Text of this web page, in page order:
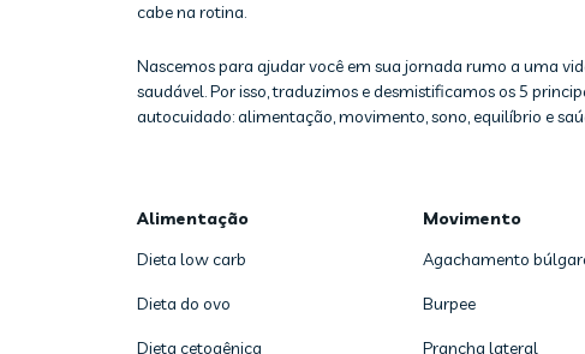
cabe na rotina.
Nascemos para ajudar você em sua jornada rumo a uma
saudável. Por isso, traduzimos e desmistificamos os 5
autocuidado: alimentação, movimento, sono, equilíbrio e
Alimentação
Dieta low carb
Dieta do ovo
Dieta cetogênica
Movimento
Agachamento
Burpee
Prancha lateral